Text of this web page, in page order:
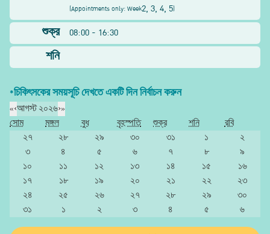
(Appointments only: Week2, 3, 4, 5)
শুক্র
08:00 - 16:30
শনি
*চিকিৎসকের সময়সূচি দেখতে একটি দিন নির্বাচন করুন
«‹আগস্ট ২০২৬›»
সোম
মঙ্গল বুধ বৃহস্পতি শুক্র শনি
রবি
২৭
২৮ ২৯ ৩০ ৩১ ১
২
৩
৪ ৫ ৬ ৭ ৮
৯
১০
১১ ১২ ১৩ ১৪ ১৫
১৬
১৭
১৮ ১৯ ২০ ২১ ২২
২৩
২৪
২৫ ২৬ ২৭ ২৮ ২৯
৩০
৩১
১ ২ ৩ ৪ ৫ ৬